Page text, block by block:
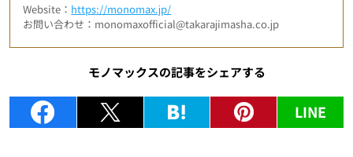
Website： https://monomax.jp/
お問い合わせ：monomaxofficial@takarajimasha.co.jp
モノマックスの記事をシェアする
LINE